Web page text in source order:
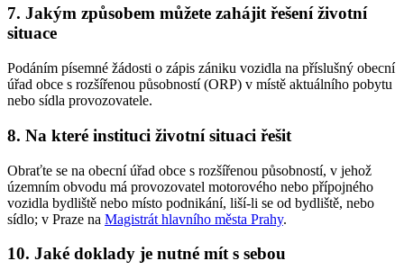
7. Jakým způsobem můžete zahájit řešení životní
situace
Podáním písemné žádosti o zápis zániku vozidla na příslušný obecní
úřad obce s rozšířenou působností (ORP) v místě aktuálního pobytu
nebo sídla provozovatele.
8. Na které instituci životní situaci řešit
Obraťte se na obecní úřad obce s rozšířenou působností, v jehož
územním obvodu má provozovatel motorového nebo přípojného
vozidla bydliště nebo místo podnikání, liší-li se od bydliště, nebo
sídlo; v Praze na Magistrát hlavního města Prahy.
10. Jaké doklady je nutné mít s sebou